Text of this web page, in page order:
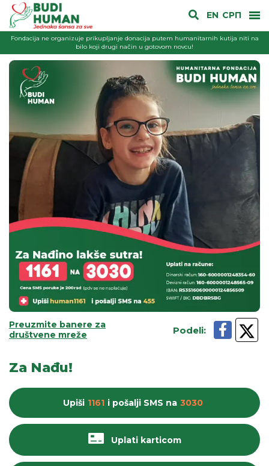
EN СРП
Fondacija ne organizuje prikupljanje donacija putem humanitarnih kutija niti na
bilo koji drugi način u gotovom novcu!
Preuzmite banere za
društvene mreže
Podeli:
Za Nađu!
Uplati karticom
Upiši 1161 i pošalji SMS na 3030